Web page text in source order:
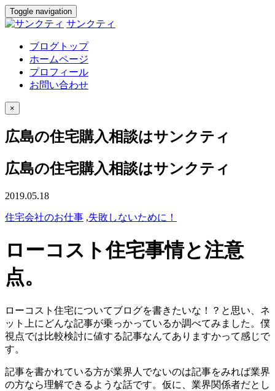
Toggle navigation
サンクティ
ブログトップ
ホームページ
プロフィール
お問い合わせ
×
広島の住宅購入相談はサンクティ
広島の住宅購入相談はサンクティ
2019.05.18
住宅会社のお仕事 ,失敗しないために！
ローコスト住宅事情と注意
点。
ローコスト住宅についてブログを書きたいな！？と思い、ネ
ット上にどんな記事が乗っかっているか調べてみました。僕
視点では比較検討に値する記事なんてありますかって感じで
す。
記事を書かれている方が業界人でないのは記事をみれば業界
の方なら理解できるような話です。仮に、業界関係者だとし